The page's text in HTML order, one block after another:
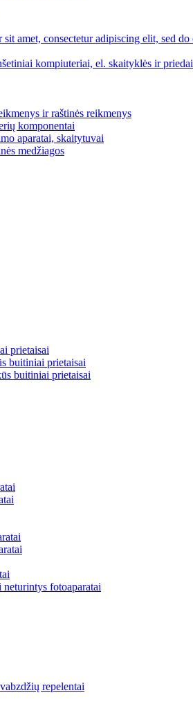
kompiuteriai, el. skaityklės ir priedai
ir raštinės reikmenys
komponentai
aparatai, skaitytuvai
medžiagos
prietaisai
buitiniai prietaisai
buitiniai prietaisai
fotoaparatai
repelentai